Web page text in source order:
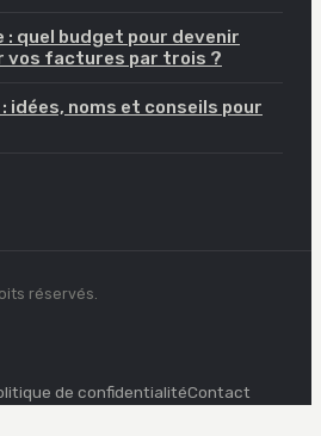
quel budget pour devenir
vos factures par trois ?
idées, noms et conseils pour
réservés.
de confidentialitéContact